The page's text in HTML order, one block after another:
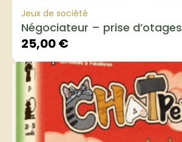
Jeux de société
Négociateur – prise d’otages
25,00€